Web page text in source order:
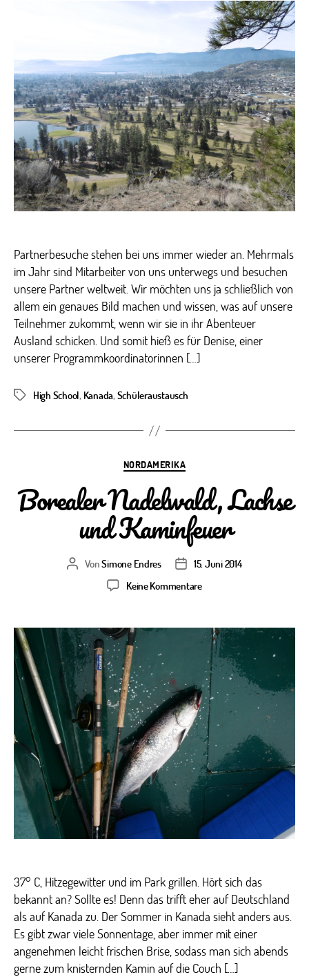
–
Partnerbesuche stehen bei uns immer wieder an. Mehrmals
im Jahr sind Mitarbeiter von uns unterwegs und besuchen
unsere Partner weltweit. Wir möchten uns ja schließlich von
allem ein genaues Bild machen und wissen, was auf unsere
Teilnehmer zukommt, wenn wir sie in ihr Abenteuer
Ausland schicken. Und somit hieß es für Denise, einer
unserer Programmkoordinatorinnen […]
Schlagwörter
High School, Kanada, Schüleraustausch
Kategorien
NORDAMERIKA
Borealer Nadelwald, Lachse
und Kaminfeuer
Beitragsautor
VonSimone Endres Veröffentlichungsdatum
15. Juni 2014
Keine Kommentarezu
Lachse
und
Kaminfeuer
37° C, Hitzegewitter und im Park grillen. Hört sich das
bekannt an? Sollte es! Denn das trifft eher auf Deutschland
als auf Kanada zu. Der Sommer in Kanada sieht anders aus.
Es gibt zwar viele Sonnentage, aber immer mit einer
angenehmen leicht frischen Brise, sodass man sich abends
gerne zum knisternden Kamin auf die Couch […]